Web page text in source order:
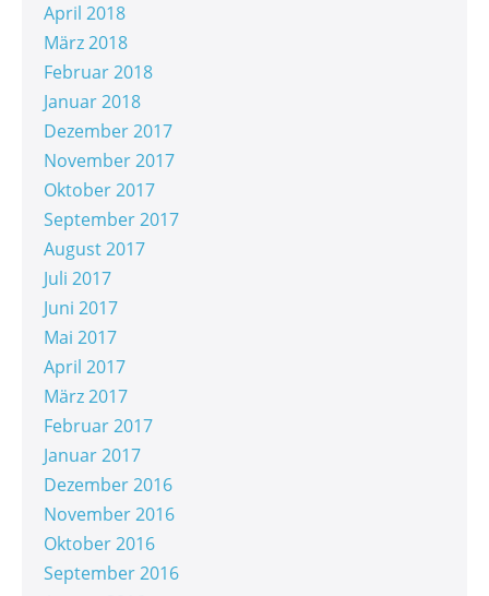
April 2018
März 2018
Februar 2018
Januar 2018
Dezember 2017
November 2017
Oktober 2017
September 2017
August 2017
Juli 2017
Juni 2017
Mai 2017
April 2017
März 2017
Februar 2017
Januar 2017
Dezember 2016
November 2016
Oktober 2016
September 2016